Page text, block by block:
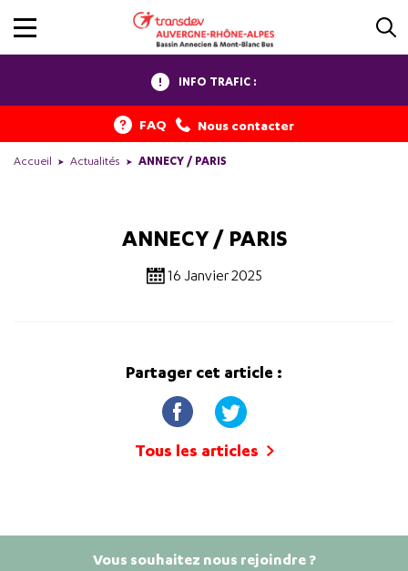
INFO TRAFIC :
FAQ Nous contacter
Accueil Actualités ANNECY / PARIS
ANNECY / PARIS
16 Janvier 2025
Partager cet article :
Tous les articles
Vous souhaitez nous rejoindre ?